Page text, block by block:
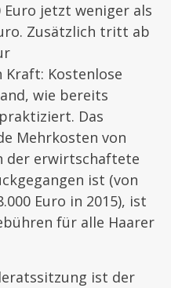
jetzt weniger als
Zusätzlich tritt ab
Kostenlose
wie bereits
Das
Mehrkosten von
der erwirtschaftete
ist (von
Euro in 2015), ist
für alle Haarer
ist der